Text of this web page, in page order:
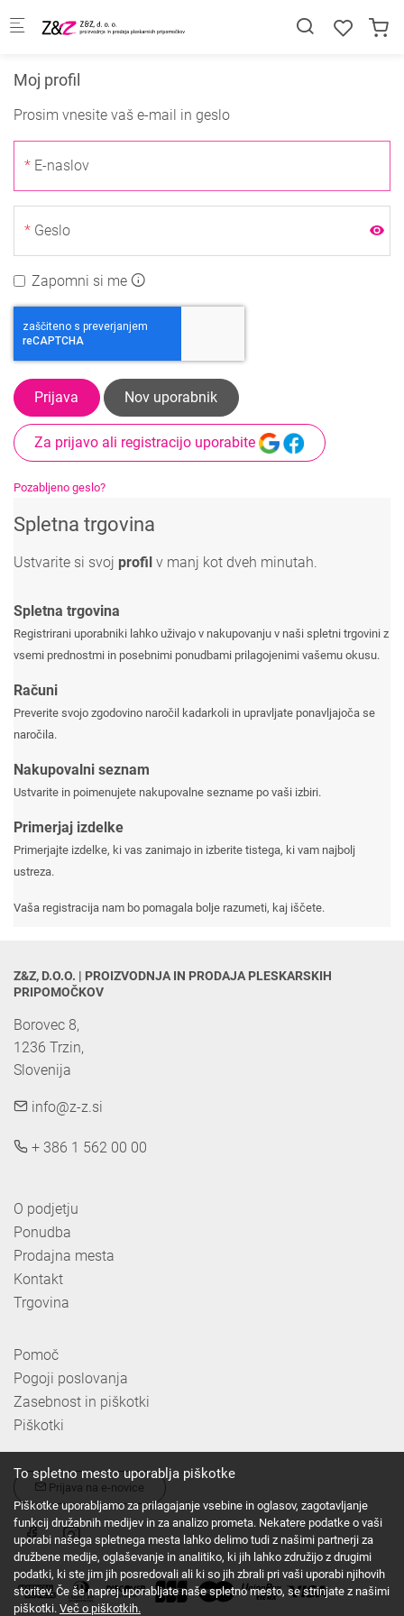
Moj profil
Prosim vnesite vaš e-mail in geslo
E-naslov
Geslo
Zapomni si me
Prijava Nov uporabnik
Za prijavo ali registracijo uporabite
Pozabljeno geslo?
Spletna trgovina
Ustvarite si svoj profil v manj kot dveh minutah.
Spletna trgovina
Registrirani uporabniki lahko uživajo v nakupovanju v naši spletni trgovini z
vsemi prednostmi in posebnimi ponudbami prilagojenimi vašemu okusu.
Računi
Preverite svojo zgodovino naročil kadarkoli in upravljate ponavljajoča se
naročila.
Nakupovalni seznam
Ustvarite in poimenujete nakupovalne sezname po vaši izbiri.
Primerjaj izdelke
Primerjajte izdelke, ki vas zanimajo in izberite tistega, ki vam najbolj
ustreza.
Vaša registracija nam bo pomagala bolje razumeti, kaj iščete.
Z&Z, D.O.O. | PROIZVODNJA IN PRODAJA PLESKARSKIH
PRIPOMOČKOV
Borovec 8,
1236 Trzin,
Slovenija
info@z-z.si
+ 386 1 562 00 00
O podjetju
Ponudba
Prodajna mesta
Kontakt
Trgovina
Pomoč
Pogoji poslovanja
Zasebnost in piškotki
Piškotki
Prijava na e-novice
To spletno mesto uporablja piškotke
Piškotke uporabljamo za prilagajanje vsebine in oglasov, zagotavljanje
funkcij družabnih medijev in za analizo prometa. Nekatere podatke o vaši
uporabi našega spletnega mesta lahko delimo tudi z našimi partnerji za
družbene medije, oglaševanje in analitiko, ki jih lahko združijo z drugimi
podatki, ki ste jim jih posredovali ali ki so jih zbrali pri vaši uporabi njihovih
storitev. Če še naprej uporabljate naše spletno mesto, se strinjate z našimi
piškotki. Več o piškotkih.